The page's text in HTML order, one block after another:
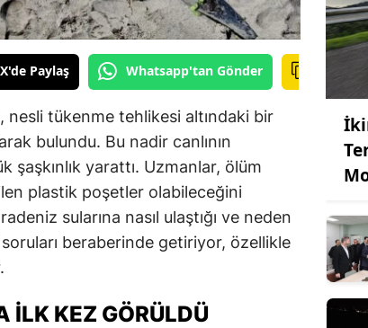
X'de Paylaş Whatsapp'tan Gönder
nesli tükenme tehlikesi altındaki bir
bulundu. Bu nadir canlının
yarattı. Uzmanlar, ölüm
plastik poşetler olabileceğini
sularına nasıl ulaştığı ve neden
beraberinde getiriyor, özellikle
İLK KEZ GÖRÜLDÜ